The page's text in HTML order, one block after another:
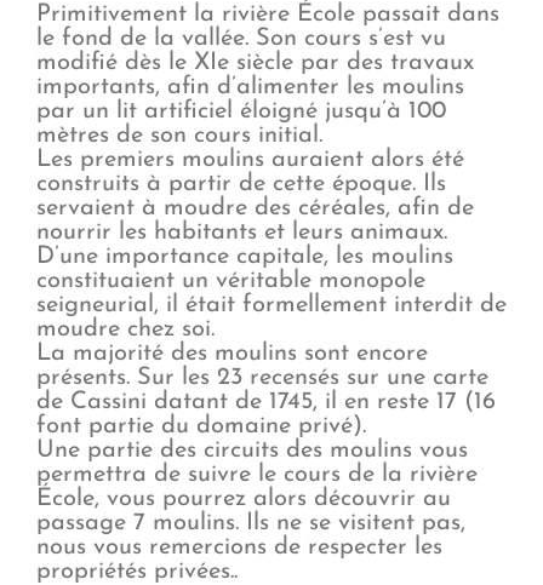
Primitivement la rivière École passait dans
le fond de la vallée. Son cours s’est vu
modifié dès le XIe siècle par des travaux
importants, afin d’alimenter les moulins
par un lit artificiel éloigné jusqu’à 100
mètres de son cours initial.
Les premiers moulins auraient alors été
construits à partir de cette époque. Ils
servaient à moudre des céréales, afin de
nourrir les habitants et leurs animaux.
D’une importance capitale, les moulins
constituaient un véritable monopole
seigneurial, il était formellement interdit de
moudre chez soi.
La majorité des moulins sont encore
présents. Sur les 23 recensés sur une carte
de Cassini datant de 1745, il en reste 17 (16
font partie du domaine privé).
Une partie des circuits des moulins vous
permettra de suivre le cours de la rivière
École, vous pourrez alors découvrir au
passage 7 moulins. Ils ne se visitent pas,
nous vous remercions de respecter les
propriétés privées..